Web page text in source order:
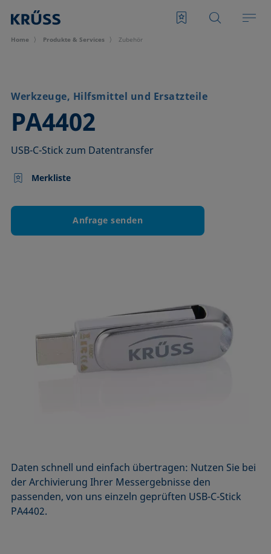
Home Produkte & Services Zubehör
Werkzeuge, Hilfsmittel und Ersatzteile
PA4402
–
USB-C-Stick zum Datentransfer
Merkliste
Anfrage senden
Daten schnell und einfach übertragen: Nutzen Sie bei
der Archivierung Ihrer Messergebnisse den
passenden, von uns einzeln geprüften USB-C-Stick
PA4402.